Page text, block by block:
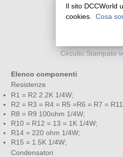
Circuito Stampato
Elenco componenti
Resistenze
R1 = R2 2.2K 1/4W;
R2 = R3 = R4 = R5 =R6 = R7 =
R8 = R9 100ohm 1/4W;
R10 = R12 = 13 = 1K 1/4W;
R14 = 220 ohm 1/4W;
R15 = 1.5K 1/4W;
Condensatori
Il sito DCCWorld
cookies.
Cosa